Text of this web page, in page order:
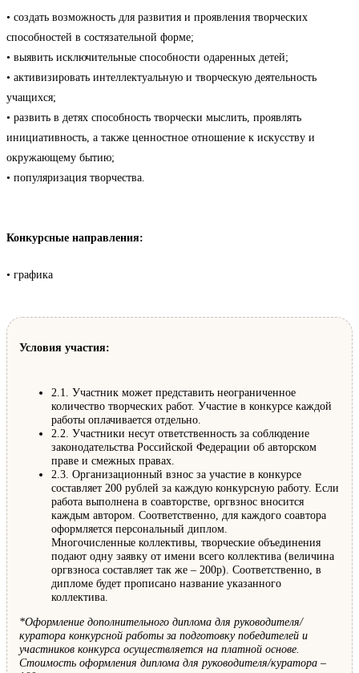
• создать возможность для развития и проявления творческих
способностей в состязательной форме;
• выявить исключительные способности одаренных детей;
• активизировать интеллектуальную и творческую деятельность
учащихся;
• развить в детях способность творчески мыслить, проявлять
инициативность, а также ценностное отношение к искусству и
окружающему бытию;
• популяризация творчества.
Конкурсные направления:
• графика
Условия участия:
2.1. Участник может представить неограниченное
количество творческих работ. Участие в конкурсе каждой
работы оплачивается отдельно.
2.2. Участники несут ответственность за соблюдение
законодательства Российской Федерации об авторском
праве и смежных правах.
2.3. Организационный взнос за участие в конкурсе
составляет 200 рублей за каждую конкурсную работу. Если
работа выполнена в соавторстве, оргвзнос вносится
каждым автором. Соответственно, для каждого соавтора
оформляется персональный диплом.
Многочисленные коллективы, творческие объединения
подают одну заявку от имени всего коллектива (величина
оргвзноса составляет так же – 200р). Соответственно, в
дипломе будет прописано название указанного
коллектива.
*Оформление дополнительного диплома для руководителя/
куратора конкурсной работы за подготовку победителей и
участников конкурса осуществляется на платной основе.
Стоимость оформления диплома для руководителя/куратора –